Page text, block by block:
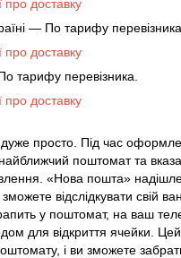
про доставку
— По тарифу перевізника.
про доставку
перевізника.
про доставку
просто. Під час
поштомат та
«Нова пошта»
відслідкувати свій
у поштомат, на ваш
для відкриття ячейки.
і ви зможете